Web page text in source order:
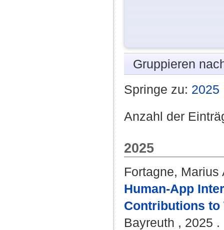
Gruppieren
Springe zu: 2025
Anzahl der
2025
Fortagne, Marius
Human-App
Contributions to
Bayreuth , 2025